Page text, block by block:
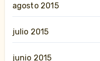
agosto 2015
julio 2015
junio 2015